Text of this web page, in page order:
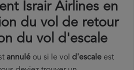
Israir Airlines en
du vol de retour
du vol d'escale
annulé ou si le vol d'escale est